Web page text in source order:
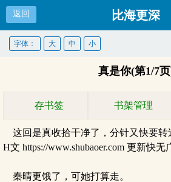
返回 比海更深
字体： 大 中 小
真是你(第1/7
存书签 书架管理
这回是真收拾干净了，分针又快要转
H文 https://www.shubaoer.com 更新快无
秦晴更饿了，可她打算走。